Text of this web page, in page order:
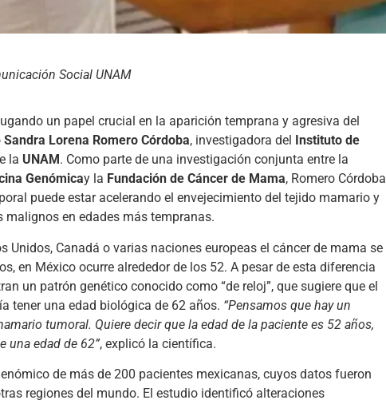
Social UNAM
un papel crucial en la aparición temprana y agresiva del
Sandra Lorena Romero Córdoba, investigadora del
Instituto de
la UNAM . Como parte de una investigación conjunta entre la
Genómicay la Fundación de Cáncer de Mama, Romero Córdoba
puede estar acelerando el envejecimiento del tejido mamario y
en edades más tempranas.
Unidos, Canadá o varias naciones europeas el cáncer de mama se
en México ocurre alrededor de los 52. A pesar de esta diferencia
un patrón genético conocido como “de reloj”, que sugiere que el
tener una edad biológica de 62 años. “Pensamos que hay un
tumoral. Quiere decir que la edad de la paciente es 52 años,
una edad de 62”, explicó la científica.
de más de 200 pacientes mexicanas, cuyos datos fueron
regiones del mundo. El estudio identificó alteraciones